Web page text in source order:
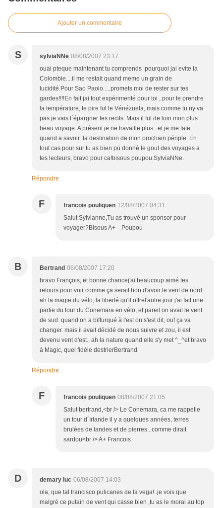
Ajouter un commentaire
S sylviaNNe 08/08/2007 23:17
ouai pteque maintenant tu comprends pourquoi jai evite la
Colombie....il me restait quand meme un grain de
lucidité.Pour Sao Paolo.....promets moi de rester sur tes
gardes!!!!En fait jai tout expérimenté pour toi , pour te prendre
la température, le pire fut le Vénézuela, mais comme tu ny va
pas je vais t´épargner les recits. Mais il fut de loin mon plus
beau voyage. A présent je ne travaille plus...et je me tate
quand a savoir la destination de mon prochain périple. En
tout cas pour sur tu as bien pü donné le gout des voyages a
tes lecteurs, bravo pour ca!bisous poupou.SylviaNNe.
Répondre
F francois pouliquen 12/08/2007 04:31
Salut Sylvianne,Tu as trouvé un sponsor pour
voyager?Bisous A+ Poupou
B Bertrand 06/08/2007 17:20
bravo François, et bonne chancej'ai beaucoup aimé tes
retours pour voir comme ça serait bon d'avoir le vent de nord.
ah la magie du vélo, la liberté qu'il offrel'autre jour j'ai fait une
partie du tour du Conemara en vélo, et pareil on avait le vent
de sud. quand on a biffurqué à l'est on s'est dit, ouf ça va
changer. mais il avait décidé de nous suivre et zou, il est
devenu vent d'est.. ah la nature quand elle s'y met ^_^et bravo
à Magic, quel fidèle destrierBertrand
Répondre
F francois pouliquen 08/08/2007 21:05
Salut bertrand,<br /> Le Conemara, ca me rappelle
un tour d´Irlande il y a quelques années, terres
brulées de landes et de pierres...comme dirait
sardou<br /> A+ Francois
D demary luc 06/08/2007 14:03
ola, que tal francisco pulicanes de la vega!..je vois que
malgré ce putain de vent qui casse bien ,tu as le moral au top